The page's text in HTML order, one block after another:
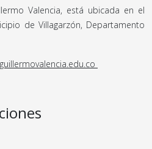
Valencia, está ubicada en el
de Villagarzón, Departamento